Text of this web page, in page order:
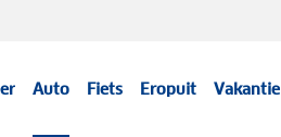
Auto Fiets Eropuit Vakantie